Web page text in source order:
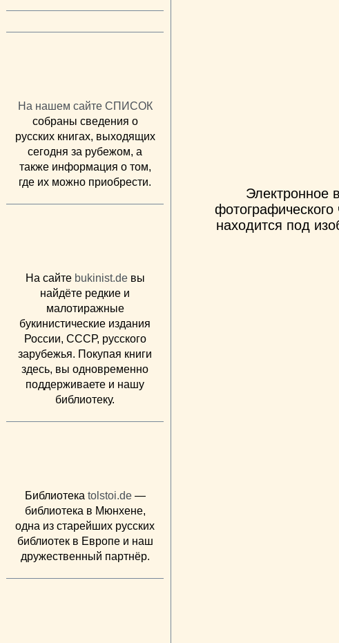
На нашем сайте СПИСОК
собраны сведения о
русских книгах, выходящих
сегодня за рубежом, а
также информация о том,
где их можно приобрести.
На сайте bukinist.deвы
найдёте редкие и
малотиражные
букинистические издания
России, СССР, русского
зарубежья. Покупая книги
здесь, вы одновременно
поддерживаете и нашу
библиотеку.
Библиотека tolstoi.de—
библиотека в Мюнхене,
одна из старейших русских
библиотек в Европе и наш
дружественный партнёр.
Электронное
находится под